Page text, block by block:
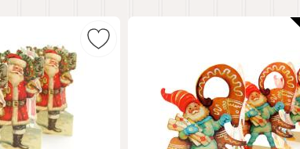
Dompap som favoritt
Merk julepynt Gamle